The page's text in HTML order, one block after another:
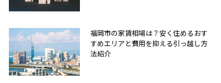
福岡市の家賃相場は？安く住めるおす
すめエリアと費用を抑える引っ越し方
法紹介